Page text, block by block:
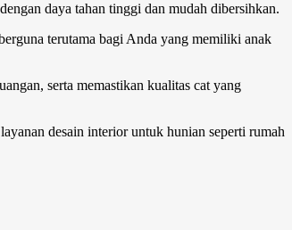
daya tahan tinggi dan mudah dibersihkan.
terutama bagi Anda yang memiliki anak
serta memastikan kualitas cat yang
desain interior untuk hunian seperti rumah